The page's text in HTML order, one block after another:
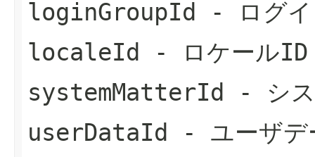
loginGroupId - ログイ
localeId - ロケールID
systemMatterId - シス
userDataId - ユーザデ